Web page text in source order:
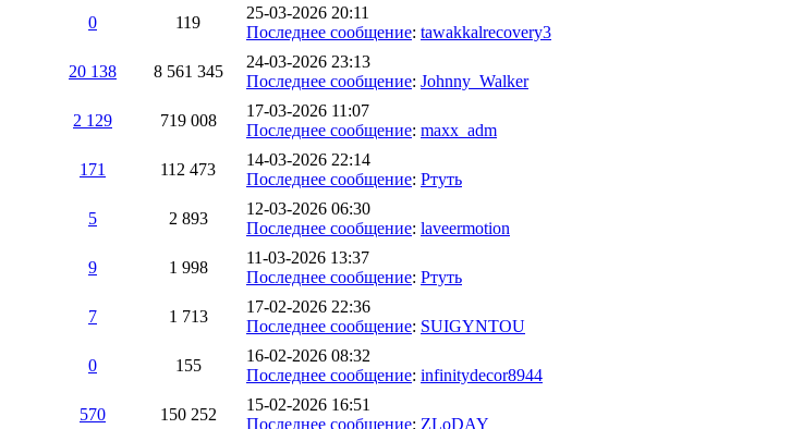
0 119
25-03-2026 20:11
Последнее сообщение: tawakkalrecovery3
20 138 8 561 345
24-03-2026 23:13
Последнее сообщение: Johnny_Walker
2 129 719 008
17-03-2026 11:07
Последнее сообщение: maxx_adm
171 112 473
14-03-2026 22:14
Последнее сообщение: Ртуть
5 2 893
12-03-2026 06:30
Последнее сообщение: laveermotion
9 1 998
11-03-2026 13:37
Последнее сообщение: Ртуть
7 1 713
17-02-2026 22:36
Последнее сообщение: SUIGYNTOU
0 155
16-02-2026 08:32
Последнее сообщение: infinitydecor8944
570 150 252
15-02-2026 16:51
Последнее сообщение: ZLoDAY